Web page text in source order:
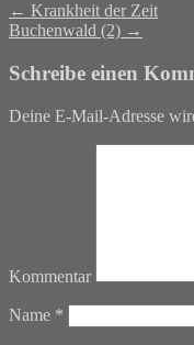
← Krankheit der Zeit
Buchenwald (2) →
Schreibe einen
Deine E-Mail-Adresse
Kommentar
Name *